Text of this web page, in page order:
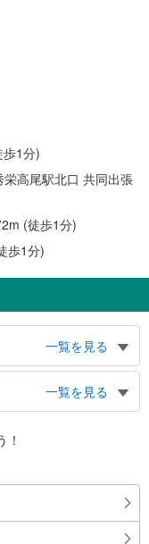
1分)
高尾駅北口 共同出張
(徒歩1分)
歩1分)
一覧を見る
武蔵野陵）、多摩森林科
、共立女子学園、 共立女
学・高校、陵南公園、陣
園、多摩御陵（武蔵野
一覧を見る
！